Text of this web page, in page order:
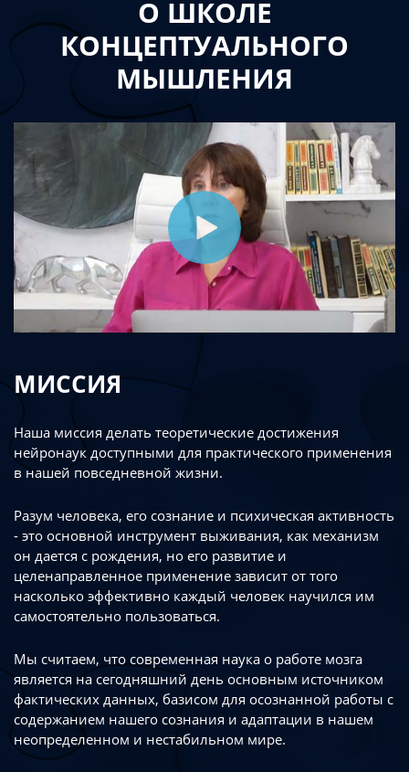
О ШКОЛЕ
КОНЦЕПТУАЛЬНОГО
МЫШЛЕНИЯ
МИССИЯ
Наша миссия делать теоретические достижения
нейронаук доступными для практического применения
в нашей повседневной жизни.
Разум человека, его сознание и психическая активность
- это основной инструмент выживания, как механизм
он дается с рождения, но его развитие и
целенаправленное применение зависит от того
насколько эффективно каждый человек научился им
самостоятельно пользоваться.
Мы считаем, что современная наука о работе мозга
является на сегодняшний день основным источником
фактических данных, базисом для осознанной работы с
содержанием нашего сознания и адаптации в нашем
неопределенном и нестабильном мире.